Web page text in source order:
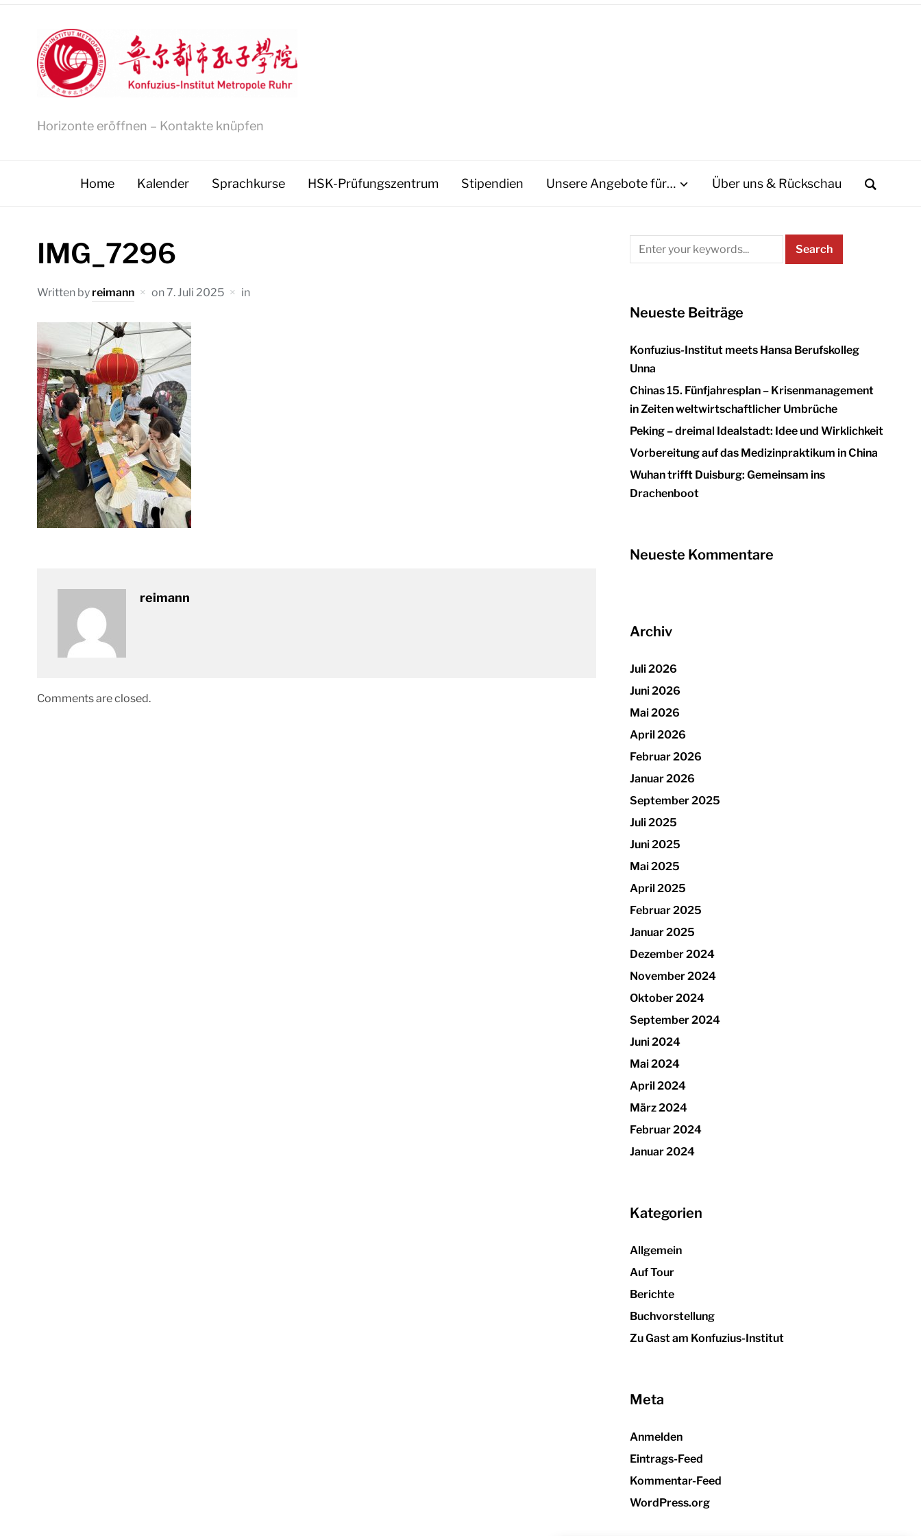
Horizonte eröffnen – Kontakte knüpfen
Home Kalender Sprachkurse HSK-Prüfungszentrum Stipendien Unsere Angebote für… Über uns & Rückschau
IMG_7296
Written by reimann on7. Juli 2025 in
reimann
Comments are closed.
Neueste Beiträge
Konfuzius-Institut meets Hansa Berufskolleg
Unna
Chinas 15. Fünfjahresplan – Krisenmanagement
in Zeiten weltwirtschaftlicher Umbrüche
Peking – dreimal Idealstadt: Idee und Wirklichkeit
Vorbereitung auf das Medizinpraktikum in China
Wuhan trifft Duisburg: Gemeinsam ins
Drachenboot
Neueste Kommentare
Archiv
Juli 2026
Juni 2026
Mai 2026
April 2026
Februar 2026
Januar 2026
September 2025
Juli 2025
Juni 2025
Mai 2025
April 2025
Februar 2025
Januar 2025
Dezember 2024
November 2024
Oktober 2024
September 2024
Juni 2024
Mai 2024
April 2024
März 2024
Februar 2024
Januar 2024
Kategorien
Allgemein
Auf Tour
Berichte
Buchvorstellung
Zu Gast am Konfuzius-Institut
Meta
Anmelden
Eintrags-Feed
Kommentar-Feed
WordPress.org